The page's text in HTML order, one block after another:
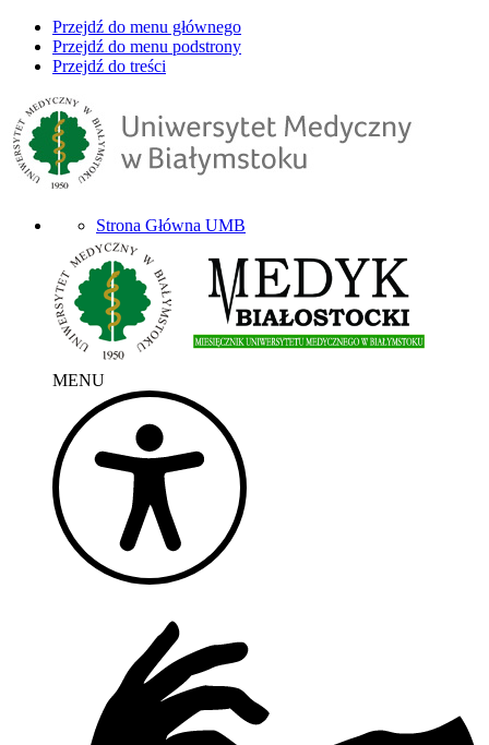
Przejdź do menu głównego
Przejdź do menu podstrony
Przejdź do treści
Strona Główna UMB
MENU